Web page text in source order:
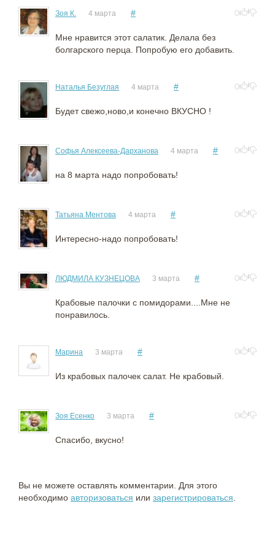
Зоя К. 4 марта # 0
Мне нравится этот салатик. Делала без
болгарского перца. Попробую его добавить.
Наталья Безуглая 4 марта # 0
Будет свежо,ново,и конечно ВКУСНО !
Софья Алексеева-Дарханова 4 марта # 0
на 8 марта надо попробовать!
Татьяна Ментова 4 марта # 0
Интересно-надо попробовать!
ЛЮДМИЛА КУЗНЕЦОВА 3 марта # 0
Крабовые палочки с помидорами....Мне не
понравилось.
Марина 3 марта # 0
Из крабовых палочек салат. Не крабовый.
Зоя Есенко 3 марта # 0
Спасибо, вкусно!
Вы не можете оставлять комментарии. Для этого
необходимо авторизоваться или зарегистрироваться